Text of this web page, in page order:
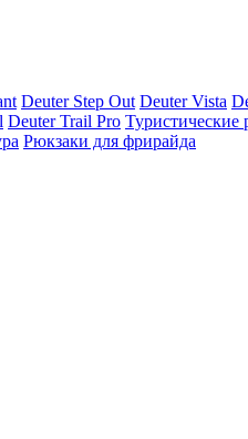
Deuter Step Out Deuter Vista
Deuter Trail Pro Туристические
Рюкзаки для фрирайда